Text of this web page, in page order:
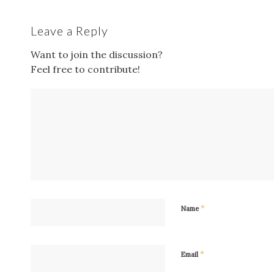
Leave a Reply
Want to join the discussion?
Feel free to contribute!
Name*
Email *